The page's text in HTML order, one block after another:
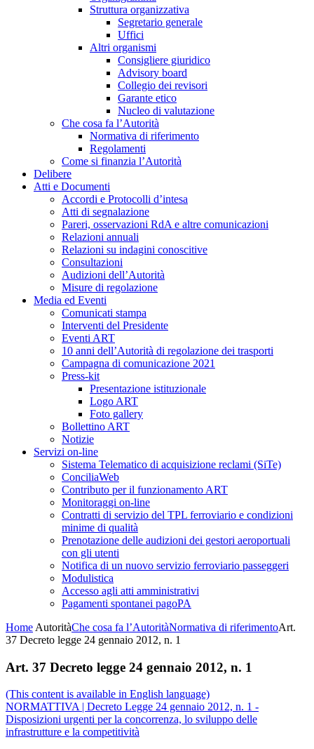
Struttura organizzativa
Segretario generale
Uffici
Altri organismi
Consigliere giuridico
Advisory board
Collegio dei revisori
Garante etico
Nucleo di valutazione
Che cosa fa l’Autorità
Normativa di riferimento
Regolamenti
Come si finanzia l’Autorità
Delibere
Atti e Documenti
Accordi e Protocolli d’intesa
Atti di segnalazione
Pareri, osservazioni RdA e altre comunicazioni
Relazioni annuali
Relazioni su indagini conoscitive
Consultazioni
Audizioni dell’Autorità
Misure di regolazione
Media ed Eventi
Comunicati stampa
Interventi del Presidente
Eventi ART
10 anni dell’Autorità di regolazione dei trasporti
Campagna di comunicazione 2021
Press-kit
Presentazione istituzionale
Logo ART
Foto gallery
Bollettino ART
Notizie
Servizi on-line
Sistema Telematico di acquisizione reclami (SiTe)
ConciliaWeb
Contributo per il funzionamento ART
Monitoraggi on-line
Contratti di servizio del TPL ferroviario e condizioni
minime di qualità
Prenotazione delle audizioni dei gestori aeroportuali
con gli utenti
Notifica di un nuovo servizio ferroviario passeggeri
Modulistica
Accesso agli atti amministrativi
Pagamenti spontanei pagoPA
Home AutoritàChe cosa fa l’AutoritàNormativa di riferimentoArt.
37 Decreto legge 24 gennaio 2012, n. 1
Art. 37 Decreto legge 24 gennaio 2012, n. 1
(This content is available in English language)
NORMATTIVA | Decreto Legge 24 gennaio 2012, n. 1 -
Disposizioni urgenti per la concorrenza, lo sviluppo delle
infrastrutture e la competitività